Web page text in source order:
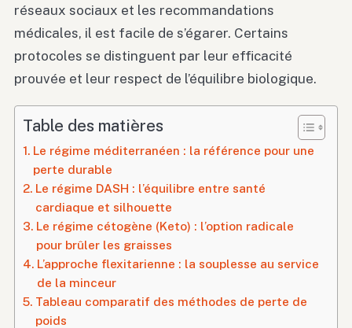
réseaux sociaux et les recommandations
médicales, il est facile de s’égarer. Certains
protocoles se distinguent par leur efficacité
prouvée et leur respect de l’équilibre biologique.
Table des matières
Le régime méditerranéen : la référence pour une
perte durable
Le régime DASH : l’équilibre entre santé
cardiaque et silhouette
Le régime cétogène (Keto) : l’option radicale
pour brûler les graisses
L’approche flexitarienne : la souplesse au service
de la minceur
Tableau comparatif des méthodes de perte de
poids